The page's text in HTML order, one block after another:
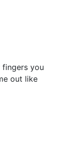
fingers you
out like